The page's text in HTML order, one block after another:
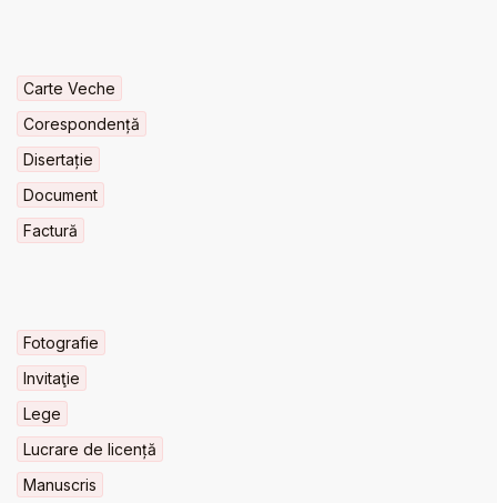
Carte Veche
Corespondență
Disertație
Document
Factură
Fotografie
Invitaţie
Lege
Lucrare de licență
Manuscris